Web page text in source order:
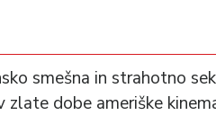
smešna in strahotno
zlate dobe ameriške